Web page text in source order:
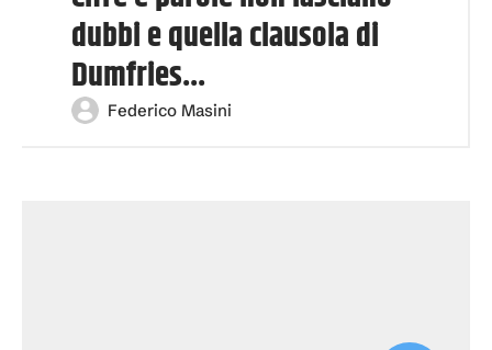
dubbi e quella clausola di
Dumfries...
Federico Masini